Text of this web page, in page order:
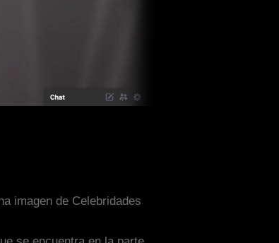
imagen de Celebridades